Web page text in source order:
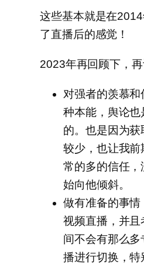
这些基本就是在
了直播后的感觉！
2023年再回顾下，再
对强者的羡慕
种本能，舆论也
的。也是因为
较少，也让我
常的多的信任
始向他倾斜。
做有准备的事
视频直播，并
间不会有那么
播进行切换，